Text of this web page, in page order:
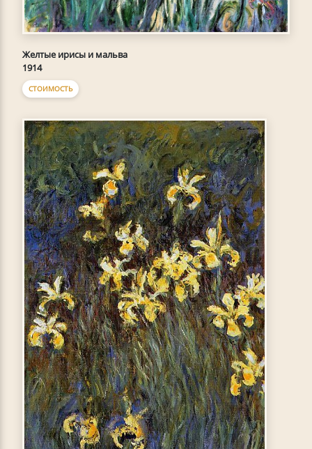
Желтые ирисы и мальва
1914
СТОИМОСТЬ